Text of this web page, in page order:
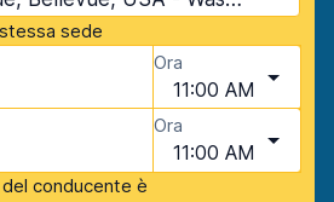
sede
Ora
11:00 AM
Ora
11:00 AM
conducente è